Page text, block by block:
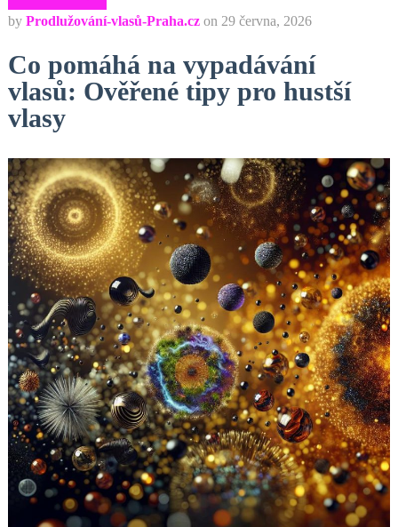
by Prodlužování-vlasů-Praha.cz on 29 června, 2026
Co pomáhá na vypadávání
vlasů: Ověřené tipy pro hustší
vlasy